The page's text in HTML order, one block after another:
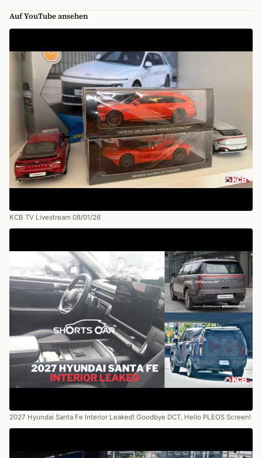
Auf YouTube ansehen
KCB TV Livestream 08/01/26
2027 Hyundai Santa Fe Interior Leaked! Goodbye DCT, Hello PLEOS Screen!